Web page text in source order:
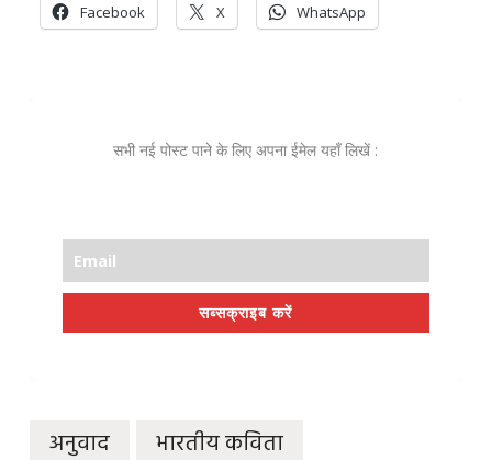
Facebook X WhatsApp
सभी नई पोस्ट पाने के लिए अपना ईमेल यहाँ लिखें :
सब्सक्राइब करें
अनुवाद भारतीय कविता